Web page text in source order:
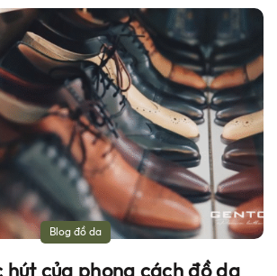
Blog đồ da